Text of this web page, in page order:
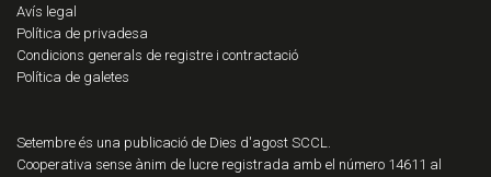
Avís legal
Política de privadesa
Condicions generals de registre i contractació
Política de galetes
Setembre és una publicació de Dies d'agost SCCL.
Cooperativa sense ànim de lucre registrada amb el número 14611 al